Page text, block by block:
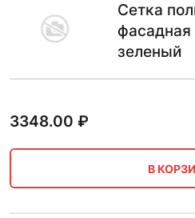
Сетка
фасадная
зеленый
3348.00 ₽
В